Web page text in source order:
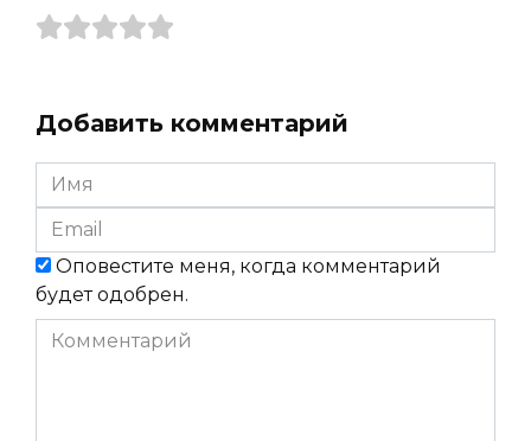
Добавить комментарий
Имя
*
Email
*
Оповестите меня, когда комментарий
будет одобрен.
Комментарий